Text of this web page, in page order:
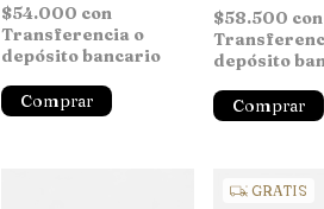
$54.000 con
Transferencia o
depósito bancario
Comprar
$58.500 con
depósito
Comprar
GRATIS